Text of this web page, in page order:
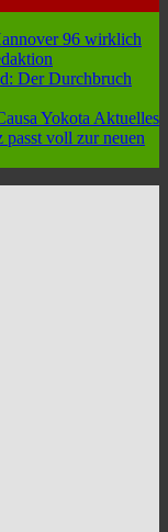
96 wirklich
Der Durchbruch
Yokota Aktuelles
passt voll zur neuen